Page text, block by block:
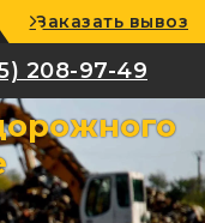
208-97-49
Заказать вывоз
208-97-49